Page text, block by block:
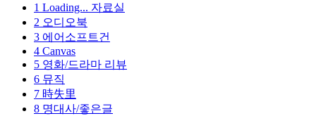
1 Loading... 자료실
2 오디오북
3 에어소프트건
4 Canvas
5 영화/드라마 리뷰
6 뮤직
7 時失里
8 명대사/좋은글